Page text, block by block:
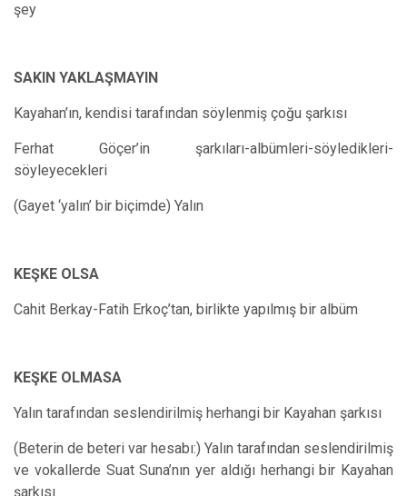
şey
SAKIN YAKLAŞMAYIN
Kayahan’ın, kendisi tarafından söylenmiş çoğu şarkısı
Ferhat Göçer’in şarkıları-albümleri-söyledikleri-
söyleyecekleri
(Gayet ‘yalın’ bir biçimde) Yalın
KEŞKE OLSA
Cahit Berkay-Fatih Erkoç’tan, birlikte yapılmış bir albüm
KEŞKE OLMASA
Yalın tarafından seslendirilmiş herhangi bir Kayahan şarkısı
(Beterin de beteri var hesabı:) Yalın tarafından seslendirilmiş
ve vokallerde Suat Suna’nın yer aldığı herhangi bir Kayahan
şarkısı